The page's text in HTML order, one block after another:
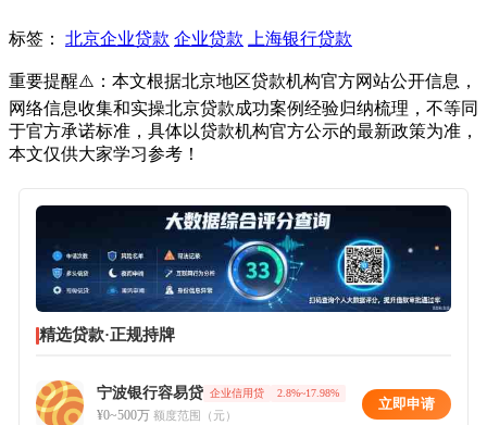
标签： 北京企业贷款 企业贷款 上海银行贷款
重要提醒⚠️：本文根据北京地区贷款机构官方网站公开信息，
网络信息收集和实操北京贷款成功案例经验归纳梳理，不等同
于官方承诺标准，具体以贷款机构官方公示的最新政策为准，
本文仅供大家学习参考！
精选贷款·正规持牌
宁波银行容易贷 企业信用贷 2.8%~17.98%
¥0~500万 额度范围（元）
立即申请